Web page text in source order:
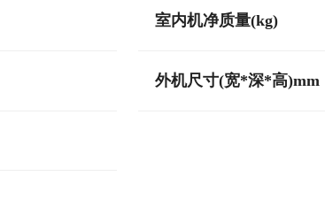
室内机净质量(kg)
外机尺寸(宽*深*高)mm